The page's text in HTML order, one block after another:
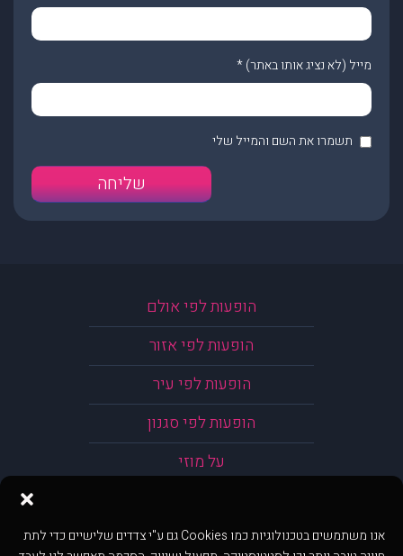
אנו משתמשים בטכנולוגיות כמו Cookies גם ע"י צדדים שלישיים כדי לתת
מייל (לא נציג אותו באתר)*
תשמרו את השם והמייל שלי
הופעות לפי אולם
הופעות לפי אזור
הופעות לפי עיר
הופעות לפי סגנון
על מוזי